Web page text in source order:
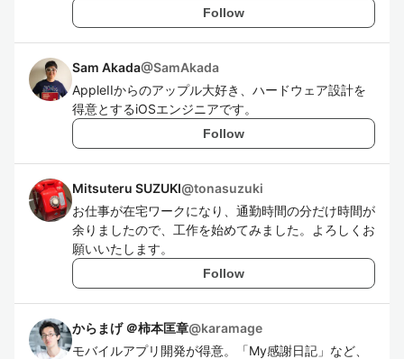
Follow
Sam Akada@SamAkada
AppleIIからのアップル大好き、ハードウェア設計を
得意とするiOSエンジニアです。
Follow
Mitsuteru SUZUKI@tonasuzuki
お仕事が在宅ワークになり、通勤時間の分だけ時間が
余りましたので、工作を始めてみました。よろしくお
願いいたします。
Follow
からまげ ＠柿本匡章@karamage
モバイルアプリ開発が得意。「My感謝日記」など、